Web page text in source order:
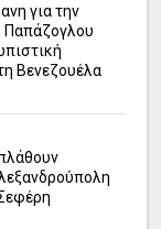
για την
Παπάζογλου
Βενεζουέλα